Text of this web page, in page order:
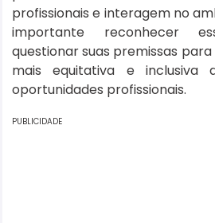
profissionais e interagem no
importante reconhecer
questionar suas premissas
mais equitativa e
oportunidades profissionais.
PUBLICIDADE